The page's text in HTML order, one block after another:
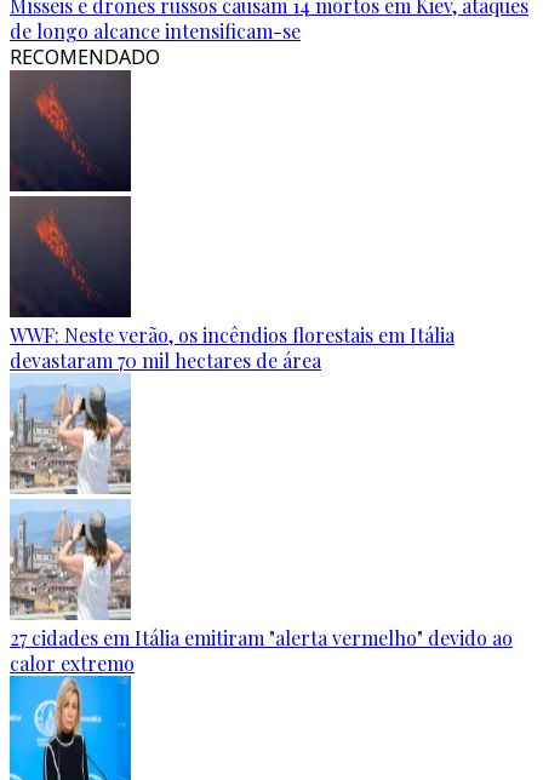
Mísseis e drones russos causam 14 mortos em Kiev, ataques
de longo alcance intensificam-se
RECOMENDADO
WWF: Neste verão, os incêndios florestais em Itália
devastaram 70 mil hectares de área
27 cidades em Itália emitiram "alerta vermelho" devido ao
calor extremo